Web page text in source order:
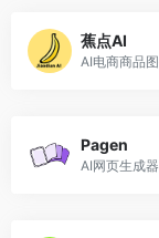
蕉点AI
Pagen
AI网页生成器